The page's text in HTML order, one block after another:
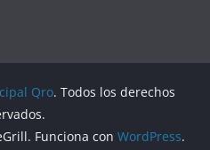
Qro. Todos los derechos
Funciona con WordPress.